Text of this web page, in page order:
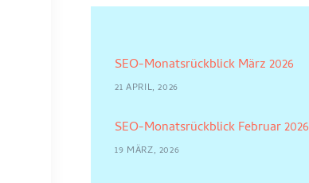
SEO-Monatsrückblick März 2026
21 APRIL, 2026
SEO-Monatsrückblick Februar 2026
19 MÄRZ, 2026